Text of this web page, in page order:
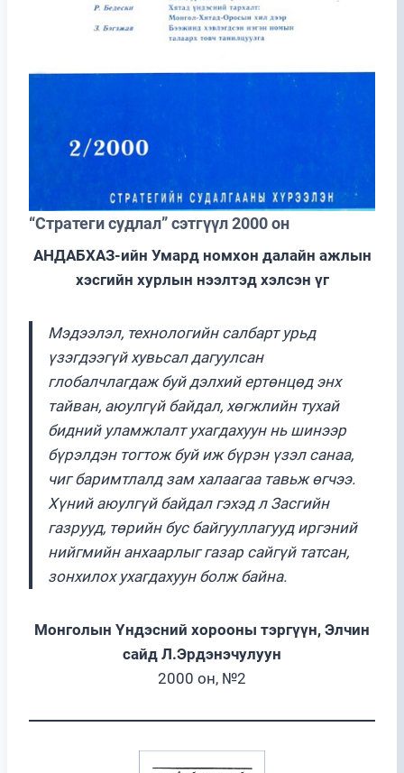
“Стратеги судлал” сэтгүүл 2000 он
АНДАБХАЗ-ийн Умард номхон далайн ажлын
хэсгийн хурлын нээлтэд хэлсэн үг
Мэдээлэл, технологийн салбарт урьд
үзэгдээгүй хувьсал дагуулсан
глобалчлагдаж буй дэлхий ертөнцөд энх
тайван, аюулгүй байдал, хөгжлийн тухай
бидний уламжлалт ухагдахуун нь шинээр
бүрэлдэн тогтож буй иж бүрэн үзэл санаа,
чиг баримтлалд зам халаагаа тавьж өгчээ.
Хүний аюулгүй байдал гэхэд л Засгийн
газрууд, төрийн бус байгууллагууд иргэний
нийгмийн анхаарлыг газар сайгүй татсан,
зонхилох ухагдахуун болж байна.
Монголын Үндэсний хорооны тэргүүн, Элчин
сайд Л.Эрдэнэчулуун
2000 он, №2